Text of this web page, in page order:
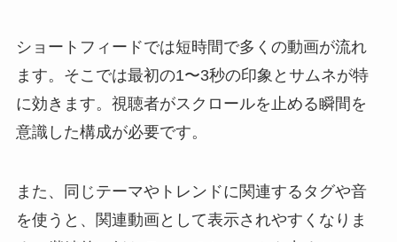
ショートフィードでは短時間で多くの動画が流れ
ます。そこでは最初の1〜3秒の印象とサムネが特
に効きます。視聴者がスクロールを止める瞬間を
意識した構成が必要です。
また、同じテーマやトレンドに関連するタグや音
を使うと、関連動画として表示されやすくなりま